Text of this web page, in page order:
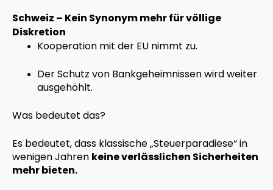
Schweiz – Kein Synonym mehr für völlige
Diskretion
Kooperation mit der EU nimmt zu.
Der Schutz von Bankgeheimnissen wird weiter
ausgehöhlt.
Was bedeutet das?
Es bedeutet, dass klassische „Steuerparadiese“ in
wenigen Jahren keine verlässlichen Sicherheiten
mehr bieten.